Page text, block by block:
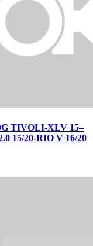
TIVOLI-XLV 15–
15/20-RIO V 16/20